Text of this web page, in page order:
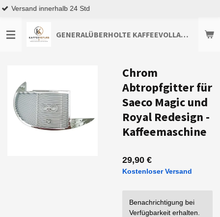
Zum
springen
GENERALÜBERHOLTE KAFFEEVOLLAUTOMATEN TOP-ANGEBOTE ENTDECKEN
Chrom
Abtropfgitter für
Saeco Magic und
Royal Redesign -
Kaffeemaschine
29,90 €
Kostenloser Versand
Benachrichtigung bei
Verfügbarkeit erhalten.